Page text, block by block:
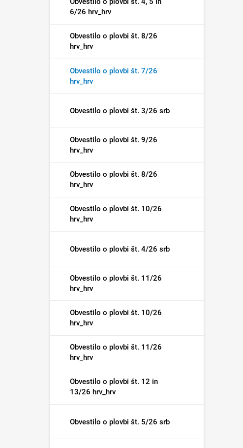
6/26 hrv_hrv
Obvestilo o plovbi št. 8/26
hrv_hrv
Obvestilo o plovbi št. 7/26
hrv_hrv
Obvestilo o plovbi št. 3/26 srb
Obvestilo o plovbi št. 9/26
hrv_hrv
Obvestilo o plovbi št. 8/26
hrv_hrv
Obvestilo o plovbi št. 10/26
hrv_hrv
Obvestilo o plovbi št. 4/26 srb
Obvestilo o plovbi št. 11/26
hrv_hrv
Obvestilo o plovbi št. 10/26
hrv_hrv
Obvestilo o plovbi št. 11/26
hrv_hrv
Obvestilo o plovbi št. 12 in
13/26 hrv_hrv
Obvestilo o plovbi št. 5/26 srb